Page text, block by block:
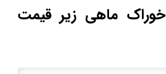
ماهی زیر قیمت